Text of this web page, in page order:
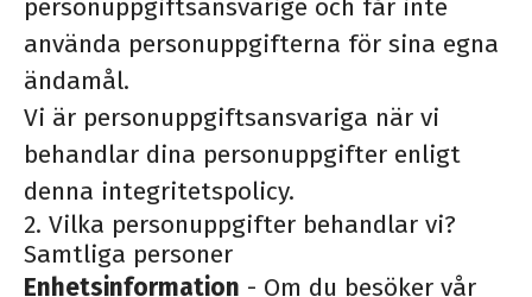
personuppgiftsansvarige och får inte
använda personuppgifterna för sina egna
ändamål.
Vi är personuppgiftsansvariga när vi
behandlar dina personuppgifter enligt
denna integritetspolicy.
2. Vilka personuppgifter behandlar vi?
Samtliga personer
Enhetsinformation - Om du besöker vår